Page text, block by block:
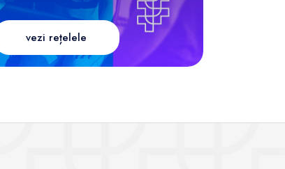
vezi rețelele